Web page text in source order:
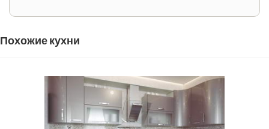
Похожие кухни